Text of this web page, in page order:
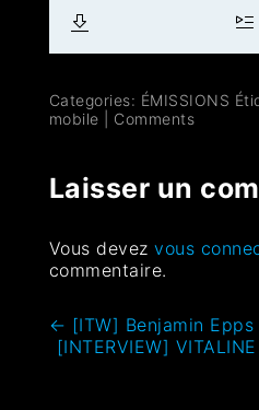
Categories: ÉMISSIONS
mobile
Comments
Laisser un
Vous devezvous
commentaire.
← [ITW] Benjamin Epps
[INTERVIEW]